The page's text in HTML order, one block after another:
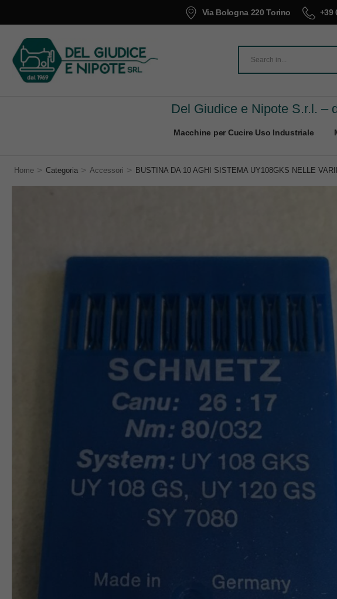
Via Bologna 220 Torino +39
Del Giudice e Nipote S.r.l. –
Macchine per Cucire Uso Industriale
Home > Categoria > Accessori > BUSTINA DA 10 AGHI SISTEMA UY108GKS NELLE